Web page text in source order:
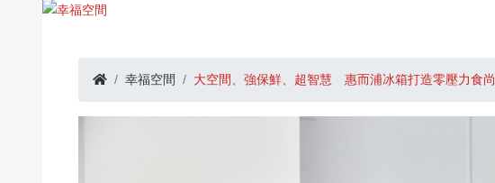
幸福空間 大空間、強保鮮、超智慧 惠而浦冰箱打造零壓力食